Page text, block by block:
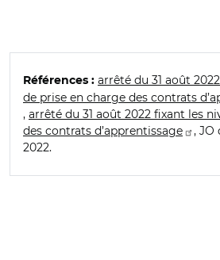
Références : arrêté du 31 août
de prise en charge des contrats
, arrêté du 31 août 2022 fixant les
des contrats d’apprentissage
, JO
2022.